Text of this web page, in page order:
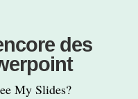
des
My Slides?